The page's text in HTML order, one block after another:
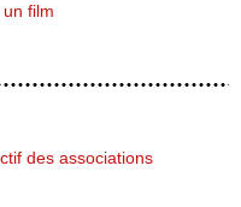
film
des associations